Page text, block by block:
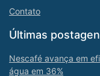
Contato
Últimas
Nescafé avança em
água em 36%